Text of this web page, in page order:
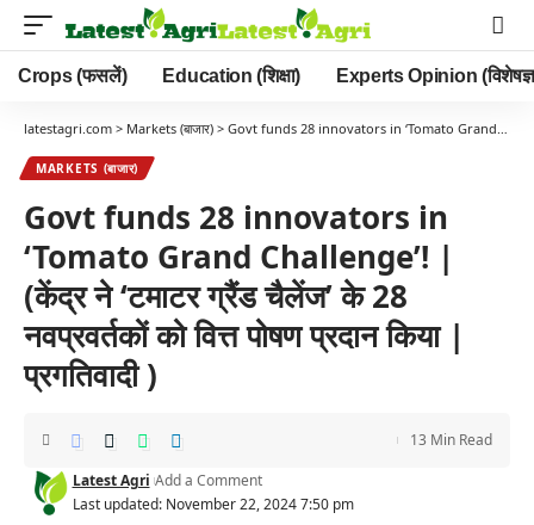
Crops (फसलें) Education (शिक्षा) Experts Opinion (विशेषज्ञ
latestagri.com > Markets (बाजार) > Govt funds 28 innovators in ‘Tomato Grand Challenge’! | (केंद्र ने ‘टमाटर ग्रैंड चैलेंज’ के 28 नवप्रवर्तकों को वित्त पोषण प्रदान किया | प्रगतिवादी )
MARKETS (बाजार)
Govt funds 28 innovators in
‘Tomato Grand Challenge’! |
(केंद्र ने ‘टमाटर ग्रैंड चैलेंज’ के 28
नवप्रवर्तकों को वित्त पोषण प्रदान किया |
प्रगतिवादी )
Last updated: November 22, 2024 7:50 pm
Latest Agri Add a Comment
13 Min Read